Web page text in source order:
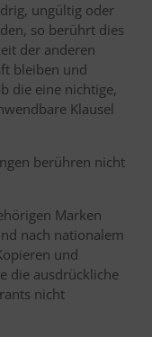
ungültig oder
so berührt dies
der anderen
bleiben und
die eine nichtige,
Klausel
berühren nicht
Marken
nach nationalem
und
die ausdrückliche
nicht